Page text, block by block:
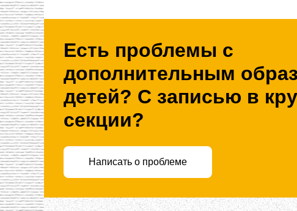
Есть проблемы с
дополнительным
детей? С записью в
секции?
Написать о проблеме